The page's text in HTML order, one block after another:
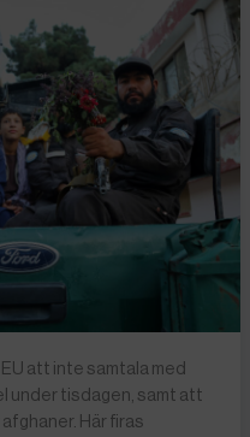
att inte samtala med
under tisdagen, samt att
Här firas